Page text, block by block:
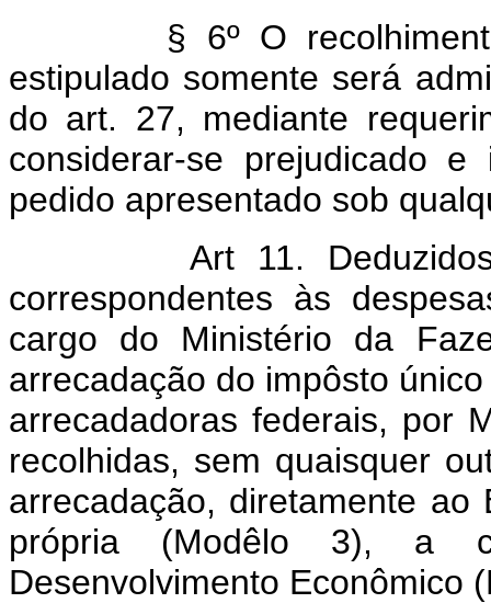
§ 6º O recolhimento
estipulado somente será
do art. 27, mediante
considerar-se prejudicado
pedido apresentado sob
Art 11.
correspondentes às
cargo do Ministério da
arrecadação do impôsto
arrecadadoras federais, por
recolhidas, sem quaisquer
arrecadação, diretamente
própria (Modêlo 3), a
Desenvolvimento Econômico